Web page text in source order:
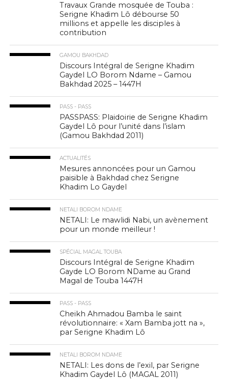
Travaux Grande mosquée de Touba :
Serigne Khadim Lô débourse 50
millions et appelle les disciples à
contribution
GAMOU BAKHDAD
Discours Intégral de Serigne Khadim
Gaydel LO Borom Ndame – Gamou
Bakhdad 2025 – 1447H
PASS - PASS
PASSPASS: Plaidoirie de Serigne Khadim
Gaydel Lô pour l’unité dans l’islam
(Gamou Bakhdad 2011)
ACTUALITÉS
Mesures annoncées pour un Gamou
paisible à Bakhdad chez Serigne
Khadim Lo Gaydel
NETALI BOROM NDAME
NETALI: Le mawlidi Nabi, un avènement
pour un monde meilleur !
SPÉCIAL MAGAL TOUBA
Discours Intégral de Serigne Khadim
Gayde LO Borom NDame au Grand
Magal de Touba 1447H
PASS - PASS
Cheikh Ahmadou Bamba le saint
révolutionnaire: « Xam Bamba jott na »,
par Serigne Khadim Lô
NETALI BOROM NDAME
NETALI: Les dons de l’exil, par Serigne
Khadim Gaydel Lô (MAGAL 2011)